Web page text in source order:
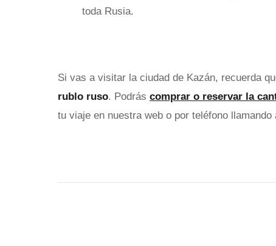
toda Rusia.
Si vas a visitar la ciudad de Kazán, recuerda
rublo ruso. Podrás comprar o reservar la
tu viaje en nuestra web o por teléfono